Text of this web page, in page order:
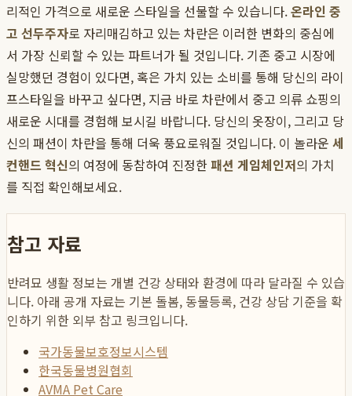
리적인 가격으로 새로운 스타일을 선물할 수 있습니다.온라인 중
고 선두주자로 자리매김하고 있는 차란은 이러한 변화의 중심에
서 가장 신뢰할 수 있는 파트너가 될 것입니다. 기존 중고 시장에
실망했던 경험이 있다면, 혹은 가치 있는 소비를 통해 당신의 라이
프스타일을 바꾸고 싶다면, 지금 바로 차란에서 중고 의류 쇼핑의
새로운 시대를 경험해 보시길 바랍니다. 당신의 옷장이, 그리고 당
신의 패션이 차란을 통해 더욱 풍요로워질 것입니다. 이 놀라운 세
컨핸드 혁신의 여정에 동참하여 진정한 패션 게임체인저의 가치
를 직접 확인해보세요.
참고 자료
반려묘 생활 정보는 개별 건강 상태와 환경에 따라 달라질 수 있습
니다. 아래 공개 자료는 기본 돌봄, 동물등록, 건강 상담 기준을 확
인하기 위한 외부 참고 링크입니다.
국가동물보호정보시스템
한국동물병원협회
AVMA Pet Care